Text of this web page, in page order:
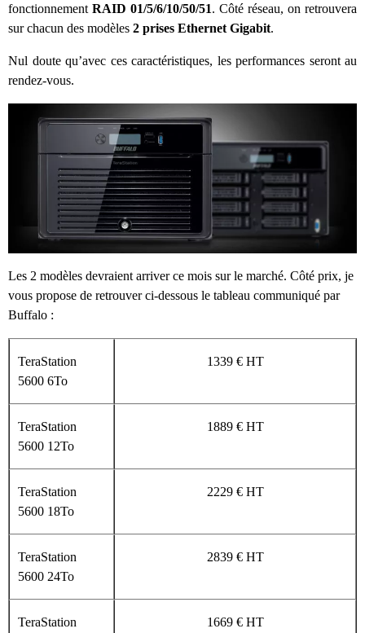
fonctionnement RAID 01/5/6/10/50/51. Côté réseau, on retrouvera
sur chacun des modèles 2 prises Ethernet Gigabit.
Nul doute qu’avec ces caractéristiques, les performances seront au
rendez-vous.
Les 2 modèles devraient arriver ce mois sur le marché. Côté prix, je
vous propose de retrouver ci-dessous le tableau communiqué par
Buffalo :
TeraStation
5600 6To
1339 € HT
TeraStation
5600 12To
1889 € HT
TeraStation
5600 18To
2229 € HT
TeraStation
5600 24To
2839 € HT
TeraStation
1669 € HT